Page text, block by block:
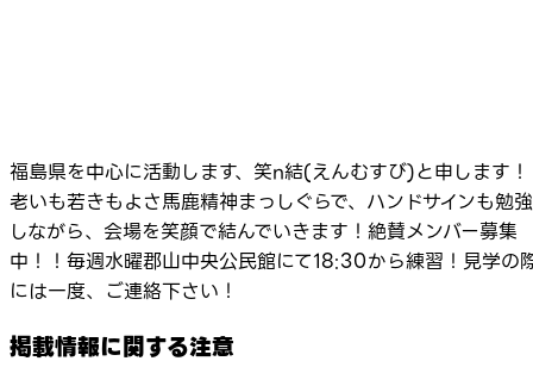
福島県を中心に活動します、笑n結(えんむすび)と申します！
老いも若きもよさ馬鹿精神まっしぐらで、ハンドサインも勉強
しながら、会場を笑顔で結んでいきます！絶賛メンバー募集
中！！毎週水曜郡山中央公民館にて18:30から練習！見学の
には一度、ご連絡下さい！
掲載情報に関する注意